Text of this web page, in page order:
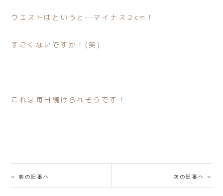
ウエストはというと…マ イナス２cm！
すごくないですか！(笑)
これは毎日続けられそうです！
« 前の記事へ 次の記事へ »